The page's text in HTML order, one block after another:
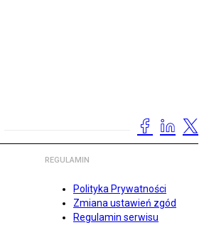
REGULAMIN
Polityka Prywatności
Zmiana ustawień zgód
Regulamin serwisu